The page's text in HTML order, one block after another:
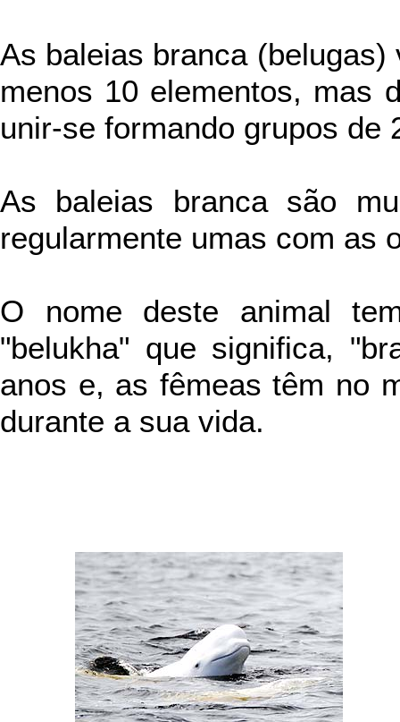
As baleias branca
menos 10 elementos, mas
unir-se formando grupos de
As baleias branca são
regularmente umas com as
O nome deste animal
"belukha" que significa,
anos e, as fêmeas têm no
durante a sua vida.